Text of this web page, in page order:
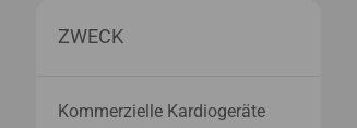
ZWECK
Kommerzielle Kardiogeräte